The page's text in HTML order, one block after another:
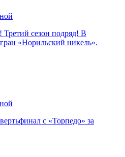
Третий сезон подряд! В
«Норильский никель».
с «Торпедо» за